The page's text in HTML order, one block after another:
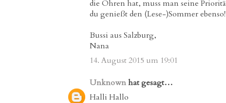
die Ohren hat, muss man seine
du genießt den (Lese-)Sommer
Bussi aus Salzburg,
Nana
14. August 2015 um 19:01
Unknownhat gesagt…
Halli Hallo